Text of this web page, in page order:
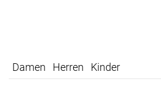
Damen Herren Kinder